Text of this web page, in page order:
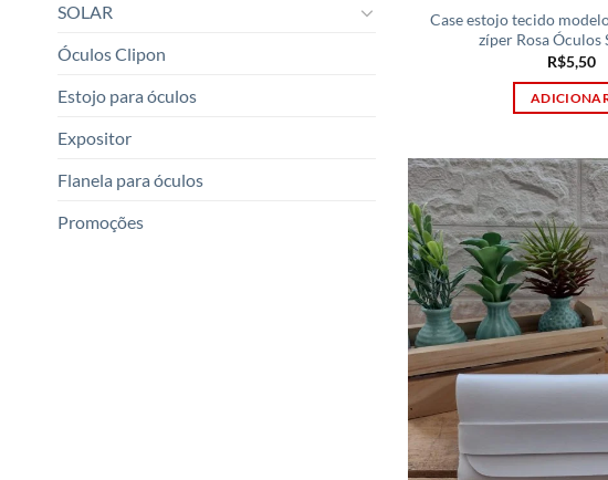
SOLAR
Óculos Clipon
Estojo para óculos
Expositor
Flanela para óculos
Promoções
Case estojo tecido
zíper Rosa Óculos
R$5,50